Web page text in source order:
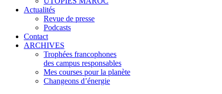
Actualités
Revue de presse
Podcasts
Contact
ARCHIVES
Trophées francophones
des campus responsables
Mes courses pour la planète
Changeons d’énergie